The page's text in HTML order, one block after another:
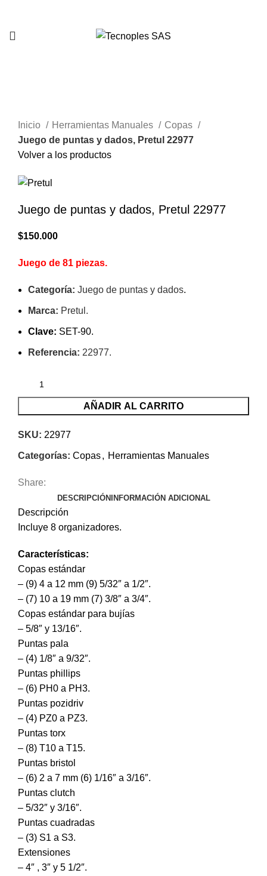
Inicio
Herramientas Manuales
Copas
Juego de puntas y dados, Pretul 22977
Volver a los productos
Juego de puntas y dados, Pretul 22977
$150.000
Juego de 81 piezas.
Categoría: Juego de puntas y dados.
Marca: Pretul.
Clave: SET-90.
Referencia: 22977.
AÑADIR AL CARRITO
SKU: 22977
Categorías: Copas, Herramientas Manuales
Share:
DESCRIPCIÓNINFORMACIÓN ADICIONAL
Descripción
Incluye 8 organizadores.
Características:
Copas estándar
– (9) 4 a 12 mm (9) 5/32″ a 1/2″.
– (7) 10 a 19 mm (7) 3/8″ a 3/4″.
Copas estándar para bujías
– 5/8″ y 13/16″.
Puntas pala
– (4) 1/8″ a 9/32″.
Puntas phillips
– (6) PH0 a PH3.
Puntas pozidriv
– (4) PZ0 a PZ3.
Puntas torx
– (8) T10 a T15.
Puntas bristol
– (6) 2 a 7 mm (6) 1/16″ a 3/16″.
Puntas clutch
– 5/32″ y 3/16″.
Puntas cuadradas
– (3) S1 a S3.
Extensiones
– 4″ , 3″ y 5 1/2″.